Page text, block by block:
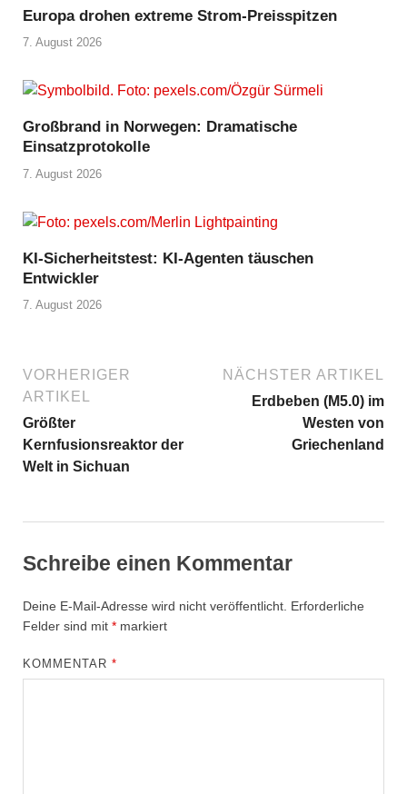
Europa drohen extreme Strom-Preisspitzen
7. August 2026
Großbrand in Norwegen: Dramatische
Einsatzprotokolle
7. August 2026
KI-Sicherheitstest: KI-Agenten täuschen
Entwickler
7. August 2026
VORHERIGER
ARTIKEL
Größter
Kernfusionsreaktor der
Welt in Sichuan
NÄCHSTER ARTIKEL
Erdbeben (M5.0) im
Westen von
Griechenland
Schreibe einen Kommentar
Deine E-Mail-Adresse wird nicht veröffentlicht. Erforderliche
Felder sind mit * markiert
KOMMENTAR*